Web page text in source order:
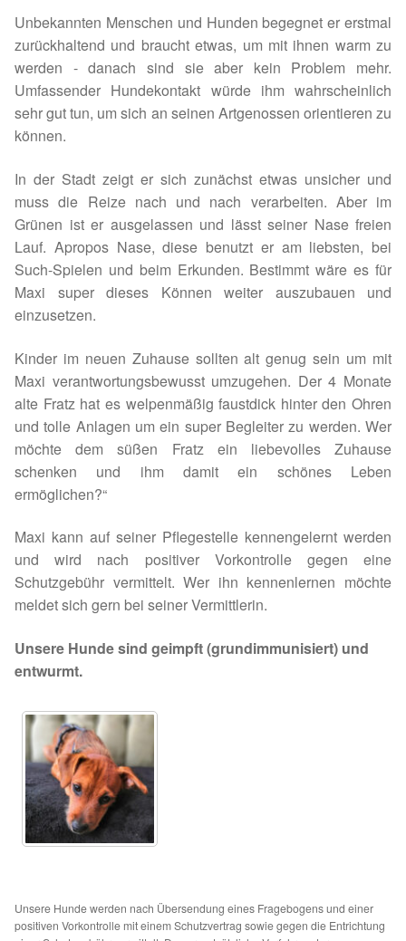
Spenden 2021
Juli bis Dezember 2021
Fördermitgliedschaft
Tierschutz
Auslandstierschutz
Schutzgebühr
Unsere Notnasen
Notnasen in Deutschland
Notnasen noch im Ausland
Notnasen mit Handicap
Sicherheitsgeschirr
Mittelmeerkrankheiten
Leishmaniose
Qualzucht bei Hunden
Sonderfarben bei Hunden
Zwingerhusten
Ablauf Adoption
Info Broschüre – SALVA Hundehilfe e.V.
Unbekannten Menschen und Hunden begegnet er erstmal
zurückhaltend und braucht etwas, um mit ihnen warm zu
werden - danach sind sie aber kein Problem mehr.
Umfassender Hundekontakt würde ihm wahrscheinlich
sehr gut tun, um sich an seinen Artgenossen orientieren zu
können.
In der Stadt zeigt er sich zunächst etwas unsicher und
muss die Reize nach und nach verarbeiten. Aber im
Grünen ist er ausgelassen und lässt seiner Nase freien
Lauf. Apropos Nase, diese benutzt er am liebsten, bei
Such-Spielen und beim Erkunden. Bestimmt wäre es für
Maxi super dieses Können weiter auszubauen und
einzusetzen.
Kinder im neuen Zuhause sollten alt genug sein um mit
Maxi verantwortungsbewusst umzugehen. Der 4 Monate
alte Fratz hat es welpenmäßig faustdick hinter den Ohren
und tolle Anlagen um ein super Begleiter zu werden. Wer
möchte dem süßen Fratz ein liebevolles Zuhause
schenken und ihm damit ein schönes Leben
ermöglichen?“
Maxi kann auf seiner Pflegestelle kennengelernt werden
und wird nach positiver Vorkontrolle gegen eine
Schutzgebühr vermittelt. Wer ihn kennenlernen möchte
meldet sich gern bei seiner Vermittlerin.
Unsere Hunde sind geimpft (grundimmunisiert) und
entwurmt.
Unsere Hunde werden nach Übersendung eines Fragebogens und einer
positiven Vorkontrolle mit einem Schutzvertrag sowie gegen die Entrichtung